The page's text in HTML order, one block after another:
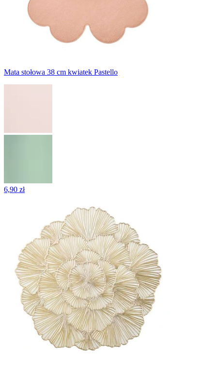
Mata stołowa 38 cm kwiatek Pastello
6,90 zł